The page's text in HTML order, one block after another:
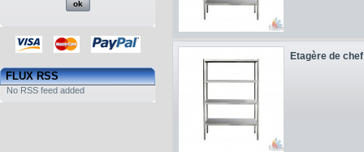
FLUX RSS
No RSS feed added
Etagère de